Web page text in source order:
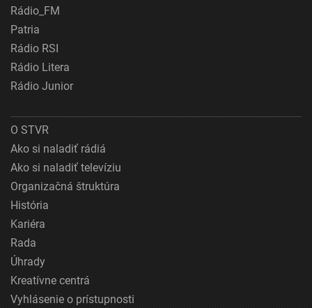
Rádio_FM
Patria
Rádio RSI
Rádio Litera
Rádio Junior
O STVR
Ako si naladiť rádiá
Ako si naladiť televíziu
Organizačná štruktúra
História
Kariéra
Rada
Úhrady
Kreatívne centrá
Vyhlásenie o prístupnosti